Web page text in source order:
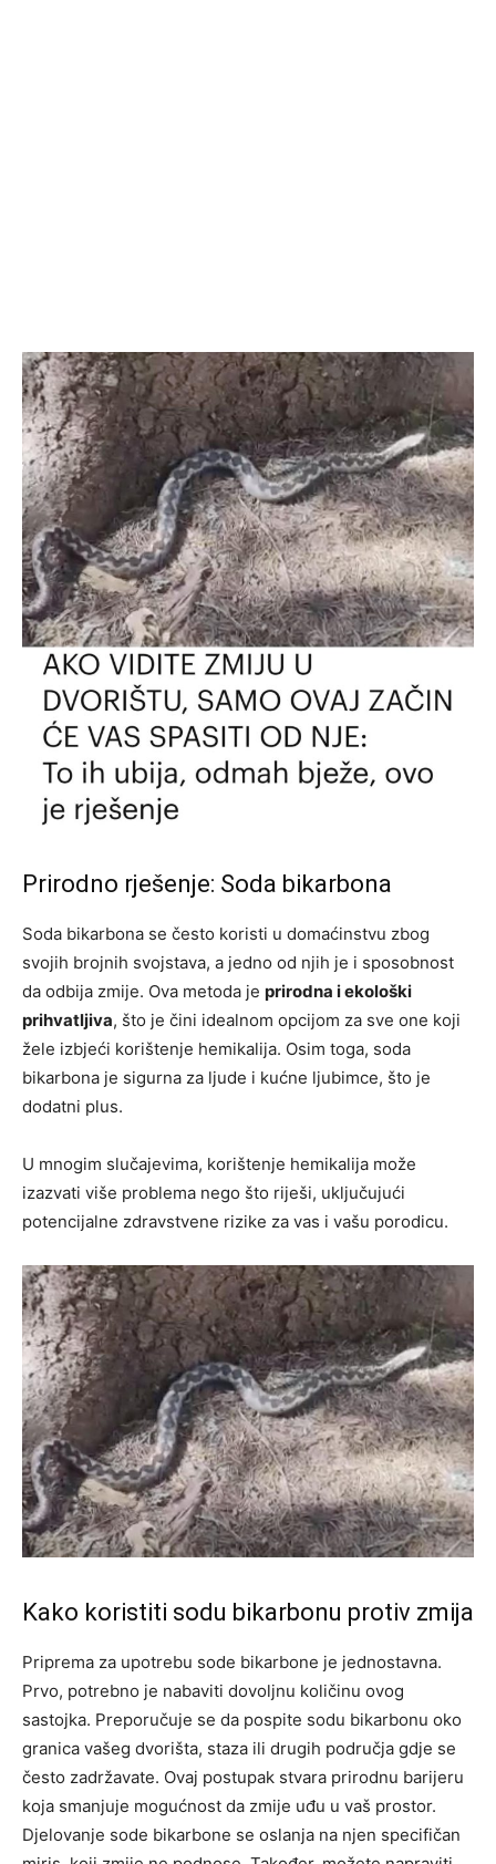
Prirodno rješenje: Soda bikarbona
Soda bikarbona se često koristi u domaćinstvu zbog
svojih brojnih svojstava, a jedno od njih je i sposobnost
da odbija zmije. Ova metoda je prirodna i ekološki
prihvatljiva, što je čini idealnom opcijom za sve one koji
žele izbjeći korištenje hemikalija. Osim toga, soda
bikarbona je sigurna za ljude i kućne ljubimce, što je
dodatni plus.
U mnogim slučajevima, korištenje hemikalija može
izazvati više problema nego što riješi, uključujući
potencijalne zdravstvene rizike za vas i vašu porodicu.
Kako koristiti sodu bikarbonu protiv zmija
Priprema za upotrebu sode bikarbone je jednostavna.
Prvo, potrebno je nabaviti dovoljnu količinu ovog
sastojka. Preporučuje se da pospite sodu bikarbonu oko
granica vašeg dvorišta, staza ili drugih područja gdje se
često zadržavate. Ovaj postupak stvara prirodnu barijeru
koja smanjuje mogućnost da zmije uđu u vaš prostor.
Djelovanje sode bikarbone se oslanja na njen specifičan